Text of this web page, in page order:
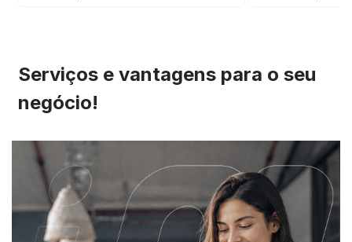
Serviços e vantagens para o seu
negócio!